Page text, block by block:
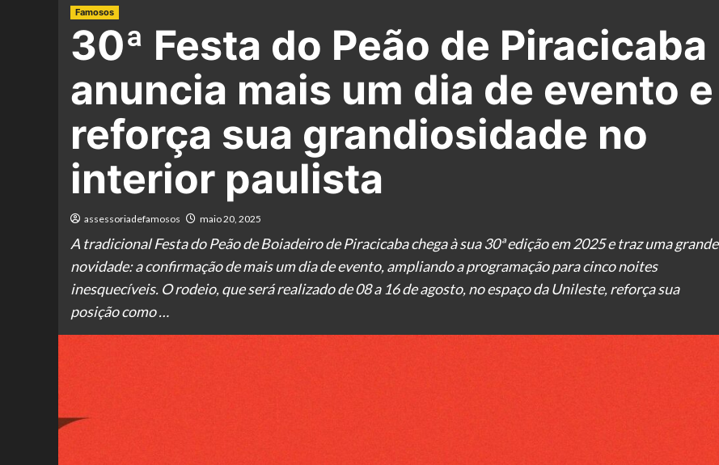
Famosos
30ª Festa do Peão de Piracicaba
anuncia mais um dia de evento e
reforça sua grandiosidade no
interior paulista
assessoriadefamosos maio 20, 2025
A tradicional Festa do Peão de Boiadeiro de Piracicaba chega à sua 30ª edição em 2025 e traz uma grande
novidade: a confirmação de mais um dia de evento, ampliando a programação para cinco noites
inesquecíveis. O rodeio, que será realizado de 08 a 16 de agosto, no espaço da Unileste, reforça sua
posição como …